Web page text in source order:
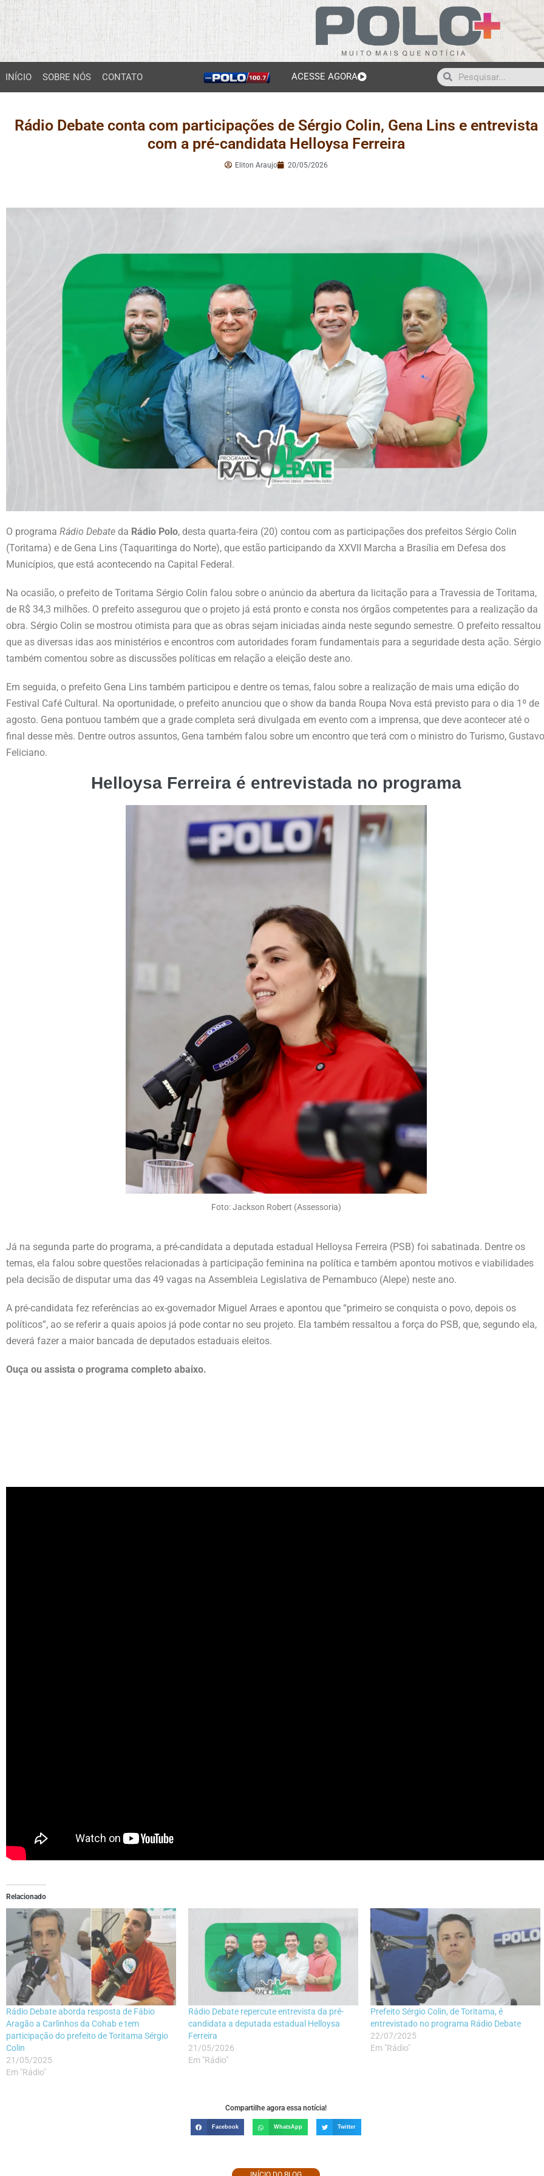
INÍCIO SOBRE NÓS CONTATO ACESSE AGORA
Rádio Debate conta com participações de Sérgio Colin, Gena Lins e entrevista
com a pré-candidata Helloysa Ferreira
Eliton Araujo 20/05/2026
O programa Rádio Debate da Rádio Polo, desta quarta-feira (20) contou com as participações dos prefeitos Sérgio Colin
(Toritama) e de Gena Lins (Taquaritinga do Norte), que estão participando da XXVII Marcha a Brasília em Defesa dos
Municípios, que está acontecendo na Capital Federal.
Na ocasião, o prefeito de Toritama Sérgio Colin falou sobre o anúncio da abertura da licitação para a Travessia de Toritama,
de R$ 34,3 milhões. O prefeito assegurou que o projeto já está pronto e consta nos órgãos competentes para a realização da
obra. Sérgio Colin se mostrou otimista para que as obras sejam iniciadas ainda neste segundo semestre. O prefeito ressaltou
que as diversas idas aos ministérios e encontros com autoridades foram fundamentais para a seguridade desta ação. Sérgio
também comentou sobre as discussões políticas em relação a eleição deste ano.
Em seguida, o prefeito Gena Lins também participou e dentre os temas, falou sobre a realização de mais uma edição do
Festival Café Cultural. Na oportunidade, o prefeito anunciou que o show da banda Roupa Nova está previsto para o dia 1º de
agosto. Gena pontuou também que a grade completa será divulgada em evento com a imprensa, que deve acontecer até o
final desse mês. Dentre outros assuntos, Gena também falou sobre um encontro que terá com o ministro do Turismo, Gustavo
Feliciano.
Helloysa Ferreira é entrevistadano programa
Foto: Jackson Robert (Assessoria)
Já na segunda parte do programa, a pré-candidata a deputada estadual Helloysa Ferreira (PSB) foi sabatinada. Dentre os
temas, ela falou sobre questões relacionadas à participação feminina na política e também apontou motivos e viabilidades
pela decisão de disputar uma das 49 vagas na Assembleia Legislativa de Pernambuco (Alepe) neste ano.
A pré-candidata fez referências ao ex-governador Miguel Arraes e apontou que “primeiro se conquista o povo, depois os
políticos”, ao se referir a quais apoios já pode contar no seu projeto. Ela também ressaltou a força do PSB, que, segundo ela,
deverá fazer a maior bancada de deputados estaduais eleitos.
Ouça ou assista o programa completo abaixo.
Relacionado
Rádio Debate aborda resposta de Fábio
Aragão a Carlinhos da Cohab e tem
participação do prefeito de Toritama Sérgio
Colin
21/05/2025
Em "Rádio"
Rádio Debate repercute entrevista da pré-
candidata a deputada estadual Helloysa
Ferreira
21/05/2026
Em "Rádio"
Prefeito Sérgio Colin, de Toritama, é
entrevistado no programa Rádio Debate
22/07/2025
Em "Rádio"
Compartilhe agora essa notícia!
Facebook WhatsApp Twitter